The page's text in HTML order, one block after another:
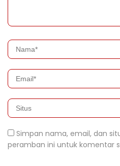
Simpan nama, email, dan
peramban ini untuk komentar